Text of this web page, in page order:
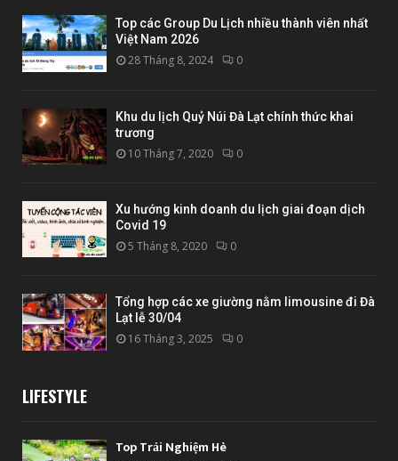
Top các Group Du Lịch nhiều thành viên nhất
Việt Nam 2026
28 Tháng 8, 2024 0
Khu du lịch Quỷ Núi Đà Lạt chính thức khai
trương
10 Tháng 7, 2020 0
Xu hướng kinh doanh du lịch giai đoạn dịch
Covid 19
5 Tháng 8, 2020 0
Tổng hợp các xe giường nằm limousine đi Đà
Lạt lễ 30/04
16 Tháng 3, 2025 0
LIFESTYLE
Top Trải Nghiệm Hè